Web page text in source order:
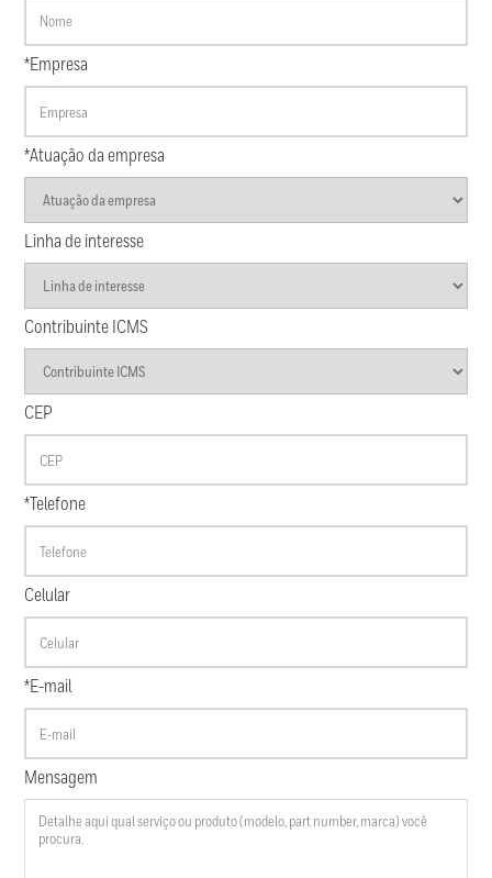
*Empresa
*Atuação da empresa
Linha de interesse
Contribuinte ICMS
CEP
*Telefone
Celular
*E-mail
Mensagem